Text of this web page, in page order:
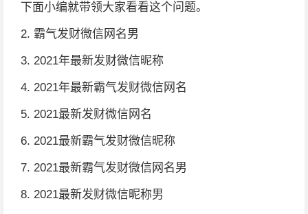
下面小编就带领大家看看这个问题。
2. 霸气发财微信网名男
3. 2021年最新发财微信昵称
4. 2021年最新霸气发财微信网名
5. 2021最新发财微信网名
6. 2021最新霸气发财微信昵称
7. 2021最新霸气发财微信网名男
8. 2021最新发财微信昵称男